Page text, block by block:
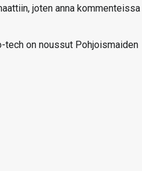
joten anna kommenteissa
tech on noussut Pohjoismaiden